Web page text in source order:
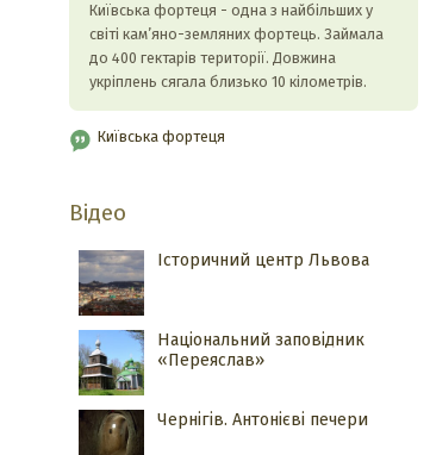
Київська фортеця - одна з найбільших у
світі кам’яно-земляних фортець. Займала
до 400 гектарів території. Довжина
укріплень сягала близько 10 кілометрів.
Київська фортеця
Відео
Історичний центр Львова
Національний заповідник
«Переяслав»
Чернігів. Антонієві печери